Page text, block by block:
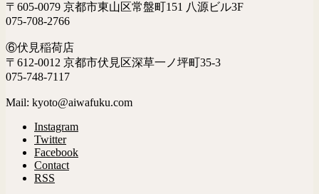
〒605-0079 京都市東山区常盤町151 八源ビル3F
075-708-2766
⑥伏見稲荷店
〒612-0012 京都市伏見区深草一ノ坪町35-3
075-748-7117
Mail: kyoto@aiwafuku.com
Instagram
Twitter
Facebook
Contact
RSS